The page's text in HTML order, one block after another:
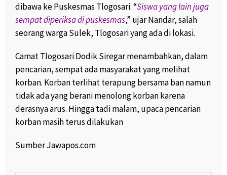
dibawa ke Puskesmas Tlogosari. “Siswa yang lain juga
sempat diperiksa di puskesmas,” ujar Nandar, salah
seorang warga Sulek, Tlogosari yang ada di lokasi.
Camat Tlogosari Dodik Siregar menambahkan, dalam
pencarian, sempat ada masyarakat yang melihat
korban. Korban terlihat terapung bersama ban namun
tidak ada yang berani menolong korban karena
derasnya arus. Hingga tadi malam, upaca pencarian
korban masih terus dilakukan
Sumber Jawapos.com